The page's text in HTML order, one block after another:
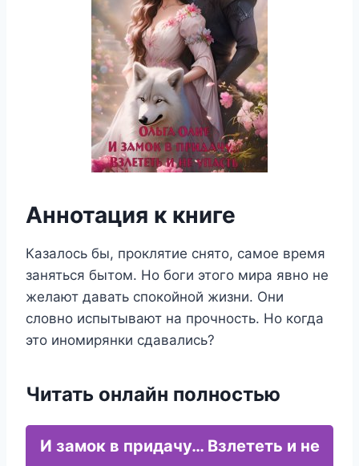
Аннотация к книге
Казалось бы, проклятие снято, самое время
заняться бытом. Но боги этого мира явно не
желают давать спокойной жизни. Они
словно испытывают на прочность. Но когда
это иномирянки сдавались?
Читать онлайн полностью
И замок в придачу… Взлететь и не